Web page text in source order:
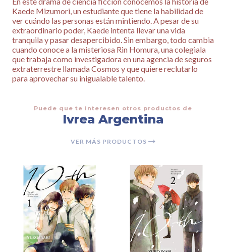
Kaede Mizumori, un estudiante que tiene la habilidad de
ver cuándo las personas están mintiendo. A pesar de su
extraordinario poder, Kaede intenta llevar una vida
tranquila y pasar desapercibido. Sin embargo, todo cambia
cuando conoce a la misteriosa Rin Homura, una colegiala
que trabaja como investigadora en una agencia de seguros
extraterrestre llamada Cosmos y que quiere reclutarlo
para aprovechar su inigualable talento.
Puede que te interesen otros productos de
Ivrea Argentina
VER MÁS PRODUCTOS